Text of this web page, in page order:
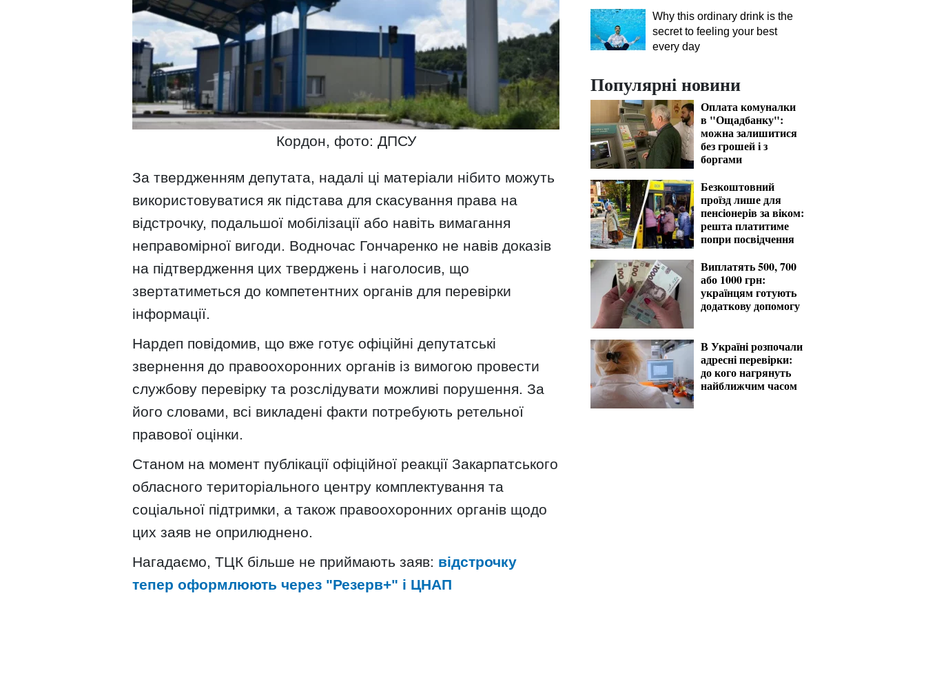
Кордон, фото: ДПСУ
За твердженням депутата, надалі ці матеріали нібито можуть
використовуватися як підстава для скасування права на
відстрочку, подальшої мобілізації або навіть вимагання
неправомірної вигоди. Водночас Гончаренко не навів доказів
на підтвердження цих тверджень і наголосив, що
звертатиметься до компетентних органів для перевірки
інформації.
Нардеп повідомив, що вже готує офіційні депутатські
звернення до правоохоронних органів із вимогою провести
службову перевірку та розслідувати можливі порушення. За
його словами, всі викладені факти потребують ретельної
правової оцінки.
Станом на момент публікації офіційної реакції Закарпатського
обласного територіального центру комплектування та
соціальної підтримки, а також правоохоронних органів щодо
цих заяв не оприлюднено.
Нагадаємо, ТЦК більше не приймають заяв: відстрочку
тепер оформлюють через "Резерв+" і ЦНАП
Why this ordinary drink is the
secret to feeling your best
every day
Популярні новини
Оплата комуналки
в "Ощадбанку":
можна залишитися
без грошей і з
боргами
Безкоштовний
проїзд лише для
пенсіонерів за віком:
решта платитиме
попри посвідчення
Виплатять 500, 700
або 1000 грн:
українцям готують
додаткову допомогу
В Україні розпочали
адресні перевірки:
до кого нагрянуть
найближчим часом